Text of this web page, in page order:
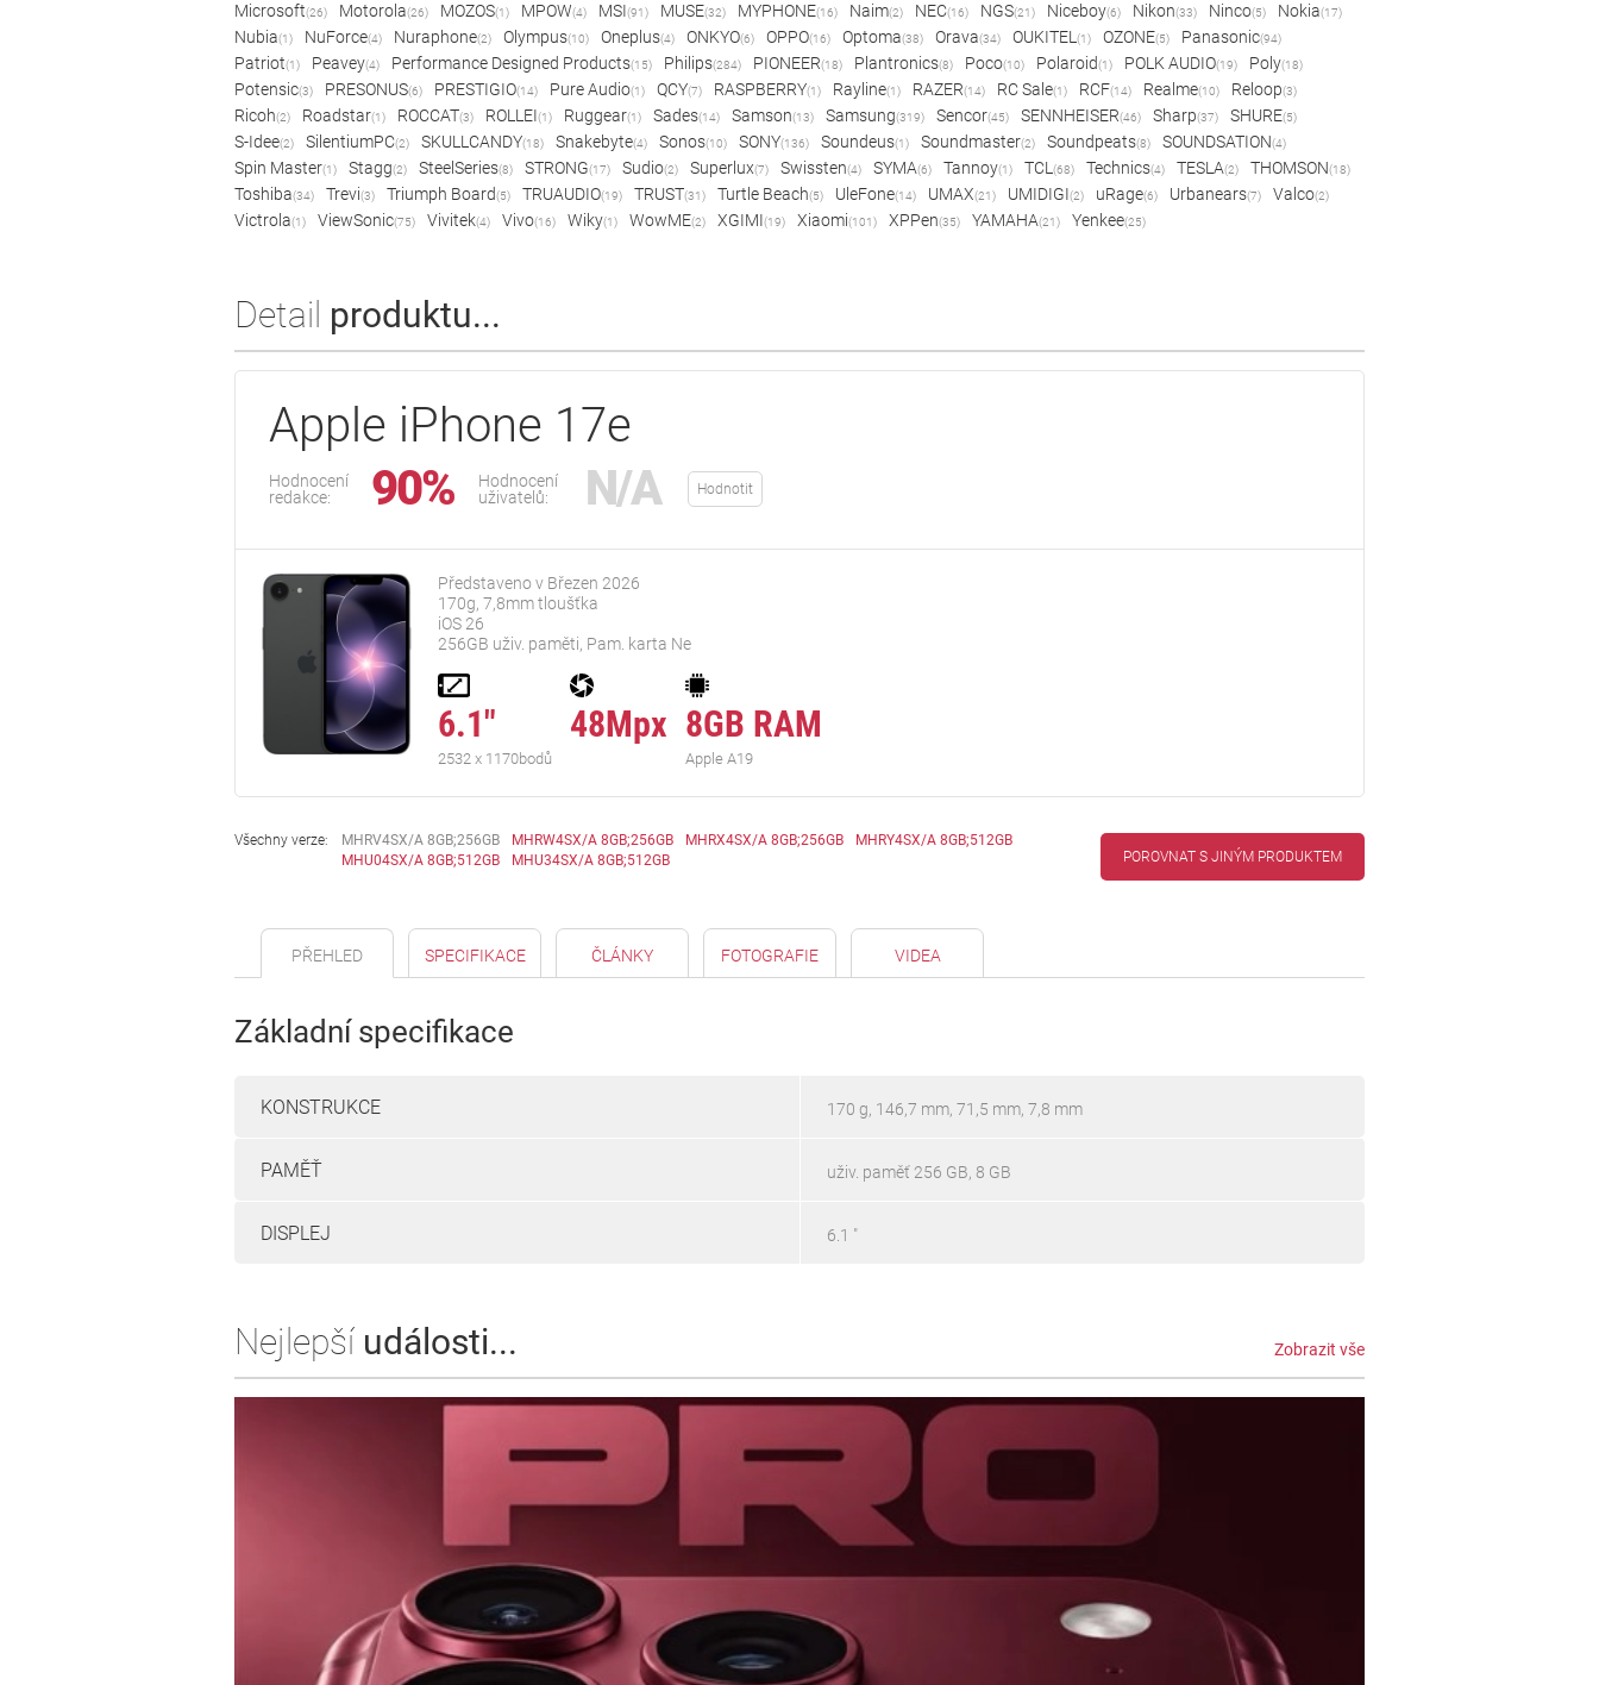
Microsoft(26) Motorola(26) MOZOS(1) MPOW(4) MSI(91) MUSE(32) MYPHONE(16) Naim(2) NEC(16) NGS(21) Niceboy(6) Nikon(33) Ninco(5) Nokia(17)
Nubia(1) NuForce(4) Nuraphone(2) Olympus(10) Oneplus(4) ONKYO(6) OPPO(16) Optoma(38) Orava(34) OUKITEL(1) OZONE(5) Panasonic(94)
Patriot(1) Peavey(4) Performance Designed Products(15) Philips(284) PIONEER(18) Plantronics(8) Poco(10) Polaroid(1) POLK AUDIO(19) Poly(18)
Potensic(3) PRESONUS(6) PRESTIGIO(14) Pure Audio(1) QCY(7) RASPBERRY(1) Rayline(1) RAZER(14) RC Sale(1) RCF(14) Realme(10) Reloop(3)
Ricoh(2) Roadstar(1) ROCCAT(3) ROLLEI(1) Ruggear(1) Sades(14) Samson(13) Samsung(319) Sencor(45) SENNHEISER(46) Sharp(37) SHURE(5)
S-Idee(2) SilentiumPC(2) SKULLCANDY(18) Snakebyte(4) Sonos(10) SONY(136) Soundeus(1) Soundmaster(2) Soundpeats(8) SOUNDSATION(4)
Spin Master(1) Stagg(2) SteelSeries(8) STRONG(17) Sudio(2) Superlux(7) Swissten(4) SYMA(6) Tannoy(1) TCL(68) Technics(4) TESLA(2) THOMSON(18)
Toshiba(34) Trevi(3) Triumph Board(5) TRUAUDIO(19) TRUST(31) Turtle Beach(5) UleFone(14) UMAX(21) UMIDIGI(2) uRage(6) Urbanears(7) Valco(2)
Victrola(1) ViewSonic(75) Vivitek(4) Vivo(16) Wiky(1) WowME(2) XGIMI(19) Xiaomi(101) XPPen(35) YAMAHA(21) Yenkee(25)
Detail produktu...
Apple iPhone 17e
Hodnocení
redakce:
90%
Hodnocení
uživatelů:
N/A Hodnotit
Představeno v Březen 2026
170g, 7,8mm tloušťka
iOS 26
256GB uživ. paměti, Pam. karta Ne
6.1"
2532 x 1170bodů
48Mpx 8GB RAM
Apple A19
Všechny verze: MHRV4SX/A 8GB;256GB MHRW4SX/A 8GB;256GB MHRX4SX/A 8GB;256GB
MHRY4SX/A 8GB;512GB
MHU04SX/A 8GB;512GB
MHU34SX/A 8GB;512GB POROVNAT S JINÝM PRODUKTEM
PŘEHLED SPECIFIKACE ČLÁNKY FOTOGRAFIE VIDEA
Základní specifikace
KONSTRUKCE 170 g, 146,7 mm, 71,5 mm, 7,8 mm
PAMĚŤ uživ. paměť 256 GB, 8 GB
DISPLEJ 6.1 "
Nejlepší události... Zobrazit vše